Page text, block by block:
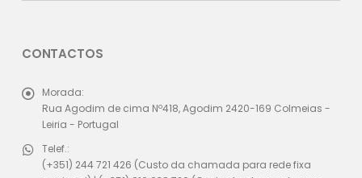
CONTACTOS
Morada:
Rua Agodim de cima Nº418, Agodim 2420-169 Colmeias -
Leiria - Portugal
Telef.:
(+351) 244 721 426 (Custo da chamada para rede fixa